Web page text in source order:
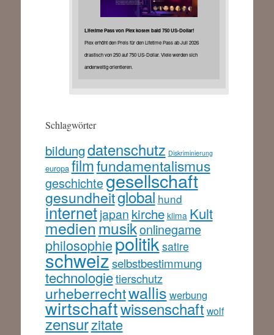
Lifetime Pass von Plex kostet bald 750 US-Dollar!
Plex erhöht den Preis für den Lifetime Pass ab Juli 2026
drastisch von 250 auf 750 US-Dollar. Viele werden sich
anderweitig orientieren.
Schlagwörter
bildungdatenschutz Diskriminierung
europa filmfundamentalismus
geschichtegesellschaft
gesundheitglobal hund
internetjapan kirche klima Kult
medienmusikonlinegame
philosophiepolitiksatire
schweizselbstbestimmung
technologietierschutz
urheberrechtwallis werbung
wirtschaftwissenschaft wolf
zensurzitate